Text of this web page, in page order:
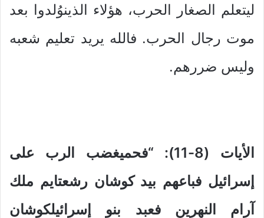
ليتعلم الصغار الحرب، هؤلاء الذينوُلدوا بعد
موت رجال الحرب. فالله يريد تعليم شعبه
وليس ضررهم.
الأيات (8-11): “فحميغضب الرب على
إسرائيل فباعهم بيد كوشان رشعتايم ملك
آرام النهرين فعبد بنو إسرائيلكوشان